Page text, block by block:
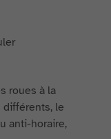
roues à la
différents, le
anti-horaire,